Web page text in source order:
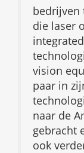
bedrijven
die laser
vision
paar in
naar de
gebracht
ook